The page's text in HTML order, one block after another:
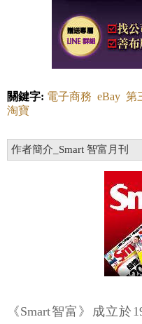
關鍵字: 電子商務 eBay 第
淘寶
作者簡介_Smart 智富月刊
《Smart智富》成立